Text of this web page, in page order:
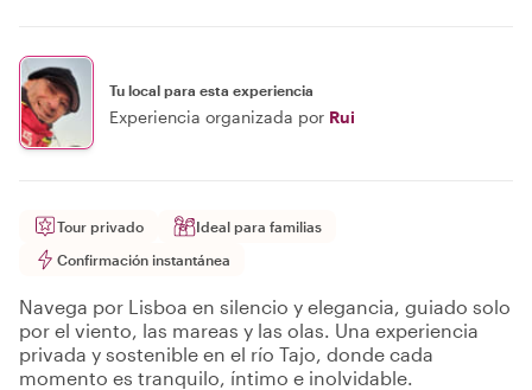
Tu local para esta experiencia
Experiencia organizada por Rui
Tour privado
Ideal para familias
Confirmación instantánea
Navega por Lisboa en silencio y elegancia, guiado solo
por el viento, las mareas y las olas. Una experiencia
privada y sostenible en el río Tajo, donde cada
momento es tranquilo, íntimo e inolvidable.